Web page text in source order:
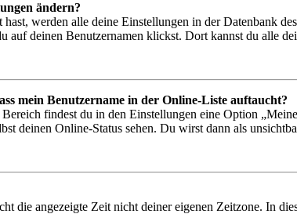
ändern?
werden alle deine Einstellungen in der Datenbank
auf deinen Benutzernamen klickst. Dort kannst du alle
mein Benutzername in der Online-Liste auftaucht?
findest du in den Einstellungen eine Option
deinen Online-Status sehen. Du wirst dann als
die angezeigte Zeit nicht deiner eigenen Zeitzone. In